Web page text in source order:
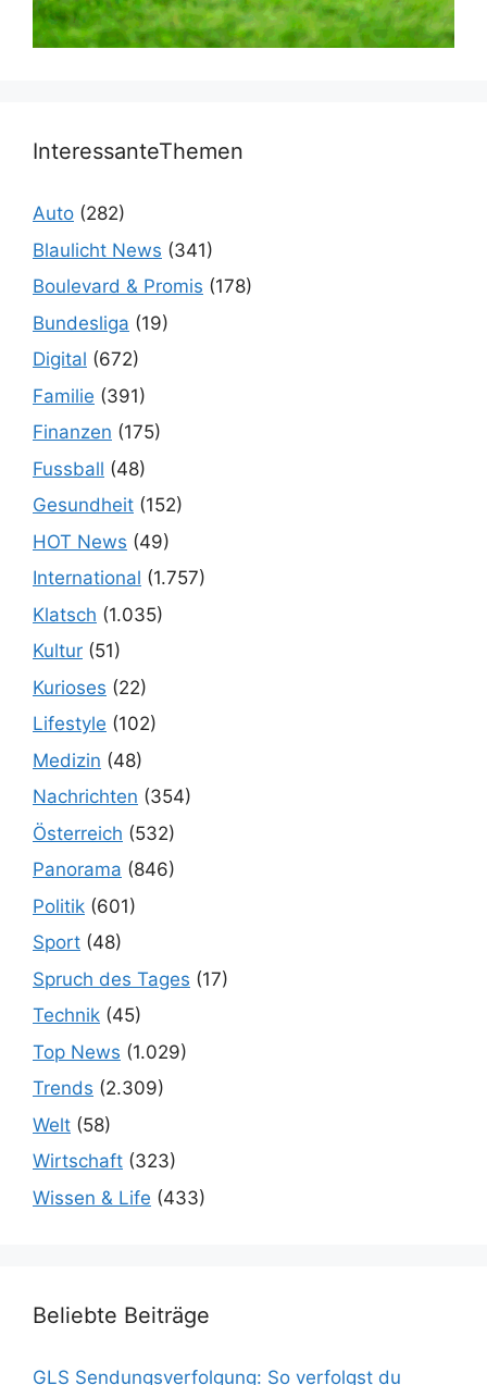
InteressanteThemen
Auto (282)
Blaulicht News (341)
Boulevard & Promis (178)
Bundesliga (19)
Digital (672)
Familie (391)
Finanzen (175)
Fussball (48)
Gesundheit (152)
HOT News (49)
International (1.757)
Klatsch (1.035)
Kultur (51)
Kurioses (22)
Lifestyle (102)
Medizin (48)
Nachrichten (354)
Österreich (532)
Panorama (846)
Politik (601)
Sport (48)
Spruch des Tages (17)
Technik (45)
Top News (1.029)
Trends (2.309)
Welt (58)
Wirtschaft (323)
Wissen & Life (433)
Beliebte Beiträge
GLS Sendungsverfolgung: So verfolgst du